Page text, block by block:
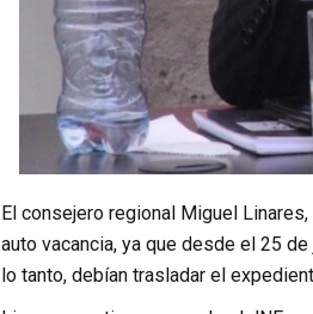
El consejero regional Miguel
auto vacancia, ya que desde el 25
lo tanto, debían trasladar el